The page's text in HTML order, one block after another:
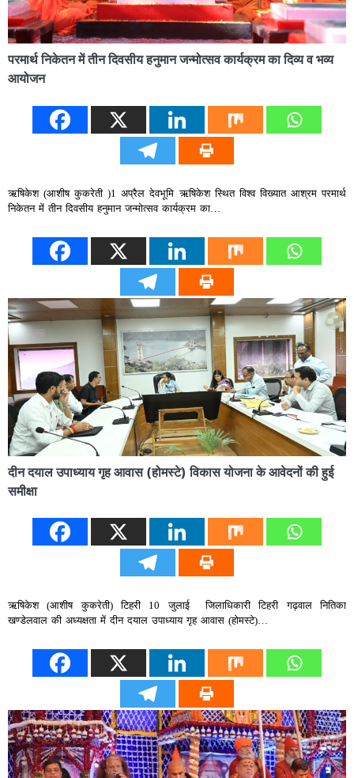
परमार्थ निकेतन में तीन दिवसीय हनुमान जन्मोत्सव कार्यक्रम का दिव्य व भव्य
आयोजन
ऋषिकेश (आशीष कुकरेती )1 अप्रैल देवभूमि ऋषिकेश स्थित विश्व विख्यात आश्रम परमार्थ
निकेतन में तीन दिवसीय हनुमान जन्मोत्सव कार्यक्रम का…
दीन दयाल उपाध्याय गृह आवास (होमस्टे) विकास योजना के आवेदनों की हुई
समीक्षा
ऋषिकेश (आशीष कुकरेती) टिहरी 10 जुलाई जिलाधिकारी टिहरी गढ़वाल नितिका
खण्डेलवाल की अध्यक्षता में दीन दयाल उपाध्याय गृह आवास (होमस्टे)…